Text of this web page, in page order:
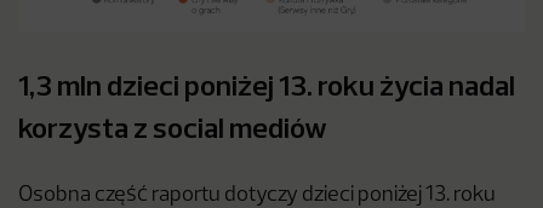
1,3 mln dzieci poniżej 13. roku życia nadal
korzysta z social mediów
Osobna część raportu dotyczy dzieci poniżej 13. roku